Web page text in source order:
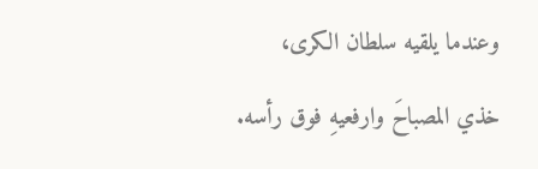
وعندما يلقيه سلطان الكرى،
خذي المصباحَ وارفعيهِ فوق رأسه.